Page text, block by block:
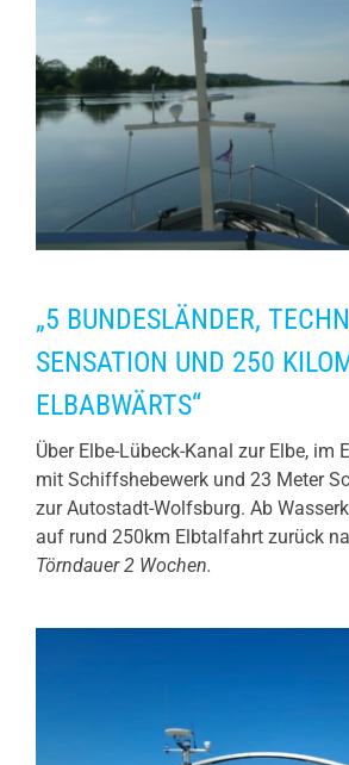
„5 BUNDESLÄNDER,
SENSATION UND 250
ELBABWÄRTS“
Über Elbe-Lübeck-Kanal zur Elbe, im
mit Schiffshebewerk und 23 Meter
zur Autostadt-Wolfsburg. Ab
auf rund 250km Elbtalfahrt zurück
Törndauer 2 Wochen.